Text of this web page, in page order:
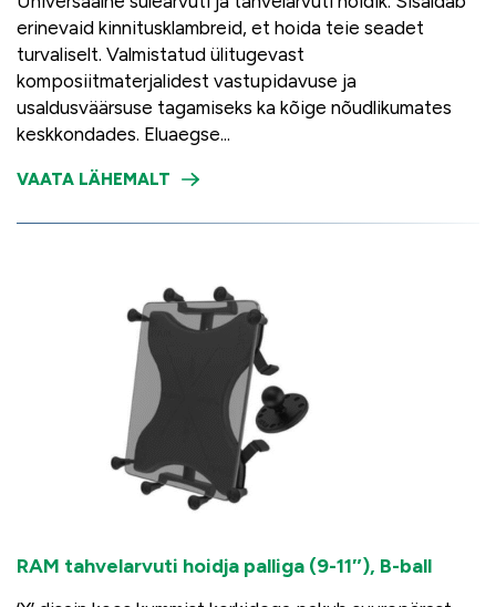
erinevaid kinnitusklambreid, et hoida teie seadet
turvaliselt. Valmistatud ülitugevast
komposiitmaterjalidest vastupidavuse ja
usaldusväärsuse tagamiseks ka kõige nõudlikumates
keskkondades. Eluaegse...
VAATA LÄHEMALT
RAM tahvelarvuti hoidja palliga (9-11″), B-ball